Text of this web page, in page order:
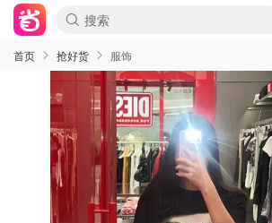
首页 抢好货 服饰